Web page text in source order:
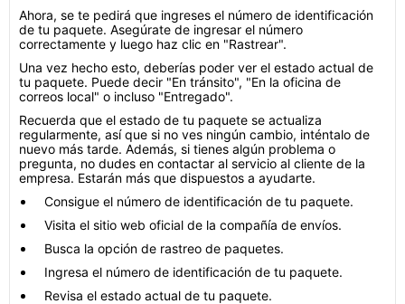
Ahora, se te pedirá que ingreses el número de identificación
de tu paquete. Asegúrate de ingresar el número
correctamente y luego haz clic en "Rastrear".
Una vez hecho esto, deberías poder ver el estado actual de
tu paquete. Puede decir "En tránsito", "En la oficina de
correos local" o incluso "Entregado".
Recuerda que el estado de tu paquete se actualiza
regularmente, así que si no ves ningún cambio, inténtalo de
nuevo más tarde. Además, si tienes algún problema o
pregunta, no dudes en contactar al servicio al cliente de la
empresa. Estarán más que dispuestos a ayudarte.
Consigue el número de identificación de tu paquete.
Visita el sitio web oficial de la compañía de envíos.
Busca la opción de rastreo de paquetes.
Ingresa el número de identificación de tu paquete.
Revisa el estado actual de tu paquete.